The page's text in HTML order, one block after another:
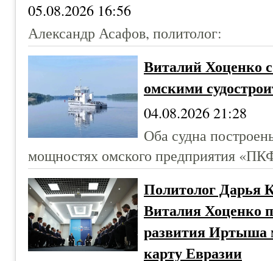
05.08.2026 16:56
Александр Асафов, политолог:
Виталий Хоценко
омскими
04.08.2026 21:28
Оба судна
мощностях омского предприятия
Политолог Дарья
Виталия Хоценко
развития Иртыша
карту Евразии